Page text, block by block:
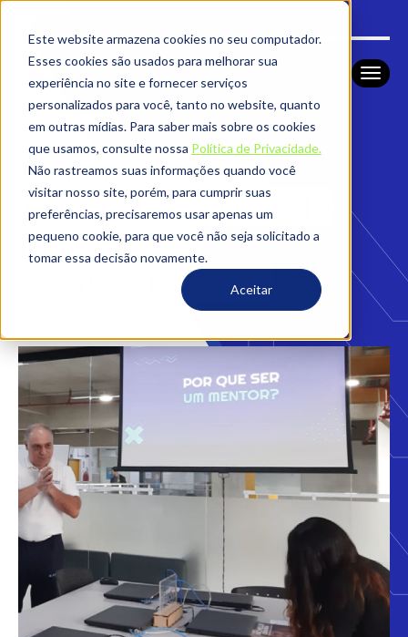
Este website armazena cookies no seu computador.
Esses cookies são usados ​​para melhorar sua
experiência no site e fornecer serviços
personalizados para você, tanto no website, quanto
em outras mídias. Para saber mais sobre os cookies
que usamos, consulte nossa Política de Privacidade.
Não rastreamos suas informações quando você
visitar nosso site, porém, para cumprir suas
preferências, precisaremos usar apenas um
pequeno cookie, para que você não seja solicitado a
tomar essa decisão novamente.
Aceitar
NOTÍCIAS HOME
Alumni ENIAC:
Tecendo Redes de
Mentoria e
Conhecimento